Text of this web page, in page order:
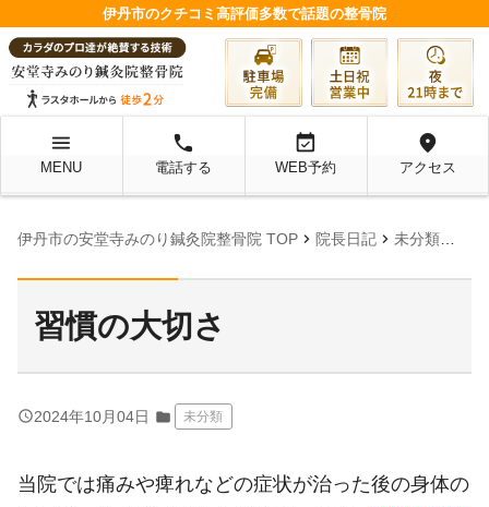
伊丹市のクチコミ高評価多数で話題の整骨院
menu
MENU
local_phone
電話する
event_available
WEB予約
location_on
アクセス
伊丹市の安堂寺みのり鍼灸院整骨院 TOP chevron_right 院長日記 chevron_right 未分類
習慣の大切さ
query_builder2024年10月04日 folder 未分類
当院では痛みや痺れなどの症状が治った後の身体の